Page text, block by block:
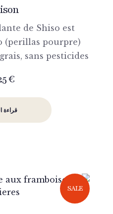
maison
de Shiso est
(perillas pourpre)
sans pesticides, …
4,25
قراءة المزيد
SALE